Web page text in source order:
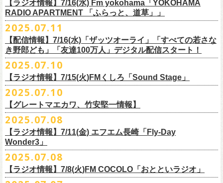
mc
13 履歴書
14 感情七号線
15 星のブルペン
16 日々のあぶく
17 虹の雨あがり
mc
18 行ってきまーす
19 ラッコ！ラッコ！ラッコ
20 人は人
21 最後にゃなんとかなるだろう
22 白眼充血絶叫楽団
encore
EN1 涙よりはやく走れ
EN2 はぐれ者讃歌
ゲスト：四星球
https://www.youtube.com/watch?v=kVfyzG-tjOs
2月15日(日) 岡山ペパーランド 15:30/16:00
2月21日(土) 別府Copper Raven 16:30/17:00
2月22日(日) 福岡CB 15:30/16:00
2月24日(火) 豊橋Club KNOT 18:30/19:00
2月28日(土) 新潟GOLDEN PIGGS BLACK 16:30/17:00
3月1日(日) 金沢AZ 15:30/16:00
3月7日(土) HEAVEN’S ROCKさいたま新都心 16:30/17:00
3月14日(土) 仙台darwin 16:30/17:00
チケット料金：¥5,200(税込/整理番号付/ドリンク代別途要)
※全公演、高校生以下は当日¥2,000 キャッシュバック(当日年齢を証明で
きるもの(学生証、 保険証など)のご提示が必要となります)
一般チケット発売日：
10/25〜12/22公演＞8月30日(土)
1/17〜3/14公演＞10月18日(土)
放送終了後に視聴することができます。 一般会員の方の場合は事前予約
をする事で期間内にタイムシフト視聴が可能ですが、リアルタイム視聴
の際と同様、全編の視聴にはプレミアム会員への加入が必要になりま
す。
ーーーーーーーーーーーーーーーーーーーーーーーーーーー
◎「横浜ストーリー 〜武道館前の一撃〜」
日時：8月24日(日)Open 15:30 / Start 16:00
会場：神奈川・F.A.D YOKOHAMA
会場チケット：完売
発売中！
合わせてお見逃しなく！
＜番組情報＞
『月刊フラカン武道館 Part2』
■vol.8
ゲスト：四星球
8月20日(水)21:00〜配信
本番URL：
https://www.youtube.com/ watch?v=kVfyzG-tjOs
＊アーカイブ配信中！
■vol.0 番組スタート直前スペシャル
ゲスト：スキマスイッチ
https://www.youtube.com/watch?
■vol.1
MC：加藤真樹子（#FM802）
チケット発売スタート！
▼詳細はこちら
https://funky802.com/site/pickup_detail/7941
富山MAIRO 25周年記念ライブにフラワーカンパニーズの出演が決定！
◎「FUNKIST & RED JETS & MAIRO 25th Anniversary LIVE」
日程：2025年10月5日(日) OPEN 16:00 START 16:25
会場：富山MAIRO
7/23(水)よりSpotifyでフラワーカンパニーズのプレイリスト企画がスター
ト！
①特設サイトhttps://flowercompanyz.mixlist.app/にて10曲をセレクトし
てプレイリストを作成
②#フラカンプレイリストをつけてXでシェア
③この#フラカン
上記①②③を行って、キャンペーンへの応募が完了。
抽選で、合計6名様にスペシャルグッズをプレゼントいたします！
【ラジオ情報】7/16(水) Fm yokohama「YOKOHAMA
RADIO APARTMENT 「ふらっと、道草」」
■7/16(水)22:00～ 23:30 Fm yokohama「YOKOHAMA RADIO
APARTMENT「ふらっと、道草」」
DJ:NakamuraEmi
https://www.fmyokohama.co.jp/
＊鈴木圭介、グレートマエカワ コメントOA
2025.07.11
【配信情報】7/16(水)「ザッツオーライ」「すべての若さな
き野郎ども」「友達100万人」デジタル配信スタート！
「HESOKURI」に収録「ザッツオーライ」「すべての若さなき野郎ど
も」「友達100万人」が、7/16(水)より各音楽サービスにてデジタル配信
スタート！
同日リリースの新曲「ただいま実演中 / ピュアな匂いがチョイナチョイ
ナ」と合わせて、プリアドプリセーブが可能です。
ぜひお楽しみください！
◎7/16(水)デジタルリリース
＊「ただいま実演中 / ピュアな匂いがチョイナチョイナ」
https://SPACESHOWERFUGA.lnk.to/tadaima_pure
2025.07.10
【ラジオ情報】7/15(火)FMくしろ「Sound Stage」
■7月15日(金) 19:00〜 FMくしろ「Sound Stage」
＊鈴木圭介、グレートマエカワ コメントOA！
※再放送：7月18日(金)15:00〜
2025.07.10
【グレートマエカワ、竹安堅一情報】
2025.07.08
【ラジオ情報】7/11(金) エフエム長崎「Fly-Day
Wonder3」
■7月11日(金) 14:00〜18:45 エフエム長崎「Fly-Day Wonder3」
＊鈴木圭介、グレートマエカワ コメントOA！
2025.07.08
【ラジオ情報】7/8(火)FM COCOLO「おとといラジオ」